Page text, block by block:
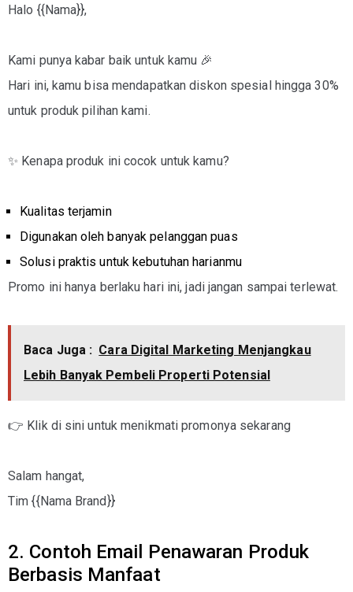
Halo {{Nama}},
Kami punya kabar baik untuk kamu 🎉
Hari ini, kamu bisa mendapatkandiskon spesial hingga 30%
untuk produk pilihan kami.
✨ Kenapa produk ini cocok untuk kamu?
Kualitas terjamin
Digunakan oleh banyak pelanggan puas
Solusi praktis untuk kebutuhan harianmu
Promo ini hanya berlaku hari ini, jadi jangan sampai terlewat.
Baca Juga : Cara Digital Marketing Menjangkau
Lebih Banyak Pembeli Properti Potensial
👉 Klik di sini untuk menikmati promonya sekarang
Salam hangat,
Tim {{Nama Brand}}
2. Contoh Email Penawaran Produk
Berbasis Manfaat